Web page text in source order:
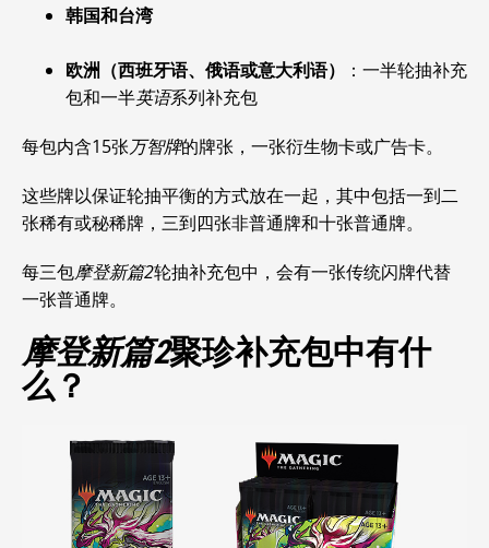
韩国和台湾
欧洲（西班牙语、俄语或意大利语）
：一半轮抽补充
包和一半英语系列补充包
每包内含15张万智牌的牌张，一张衍生物卡或广告卡。
这些牌以保证轮抽平衡的方式放在一起，其中包括一到二
张稀有或秘稀牌，三到四张非普通牌和十张普通牌。
每三包摩登新篇2轮抽补充包中，会有一张传统闪牌代替
一张普通牌。
摩登新篇2聚珍补充包中有什
么？